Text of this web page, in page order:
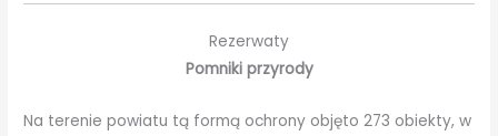
Rezerwaty
Pomniki przyrody
Na terenie powiatu tą formą ochrony objęto 273 obiekty, w